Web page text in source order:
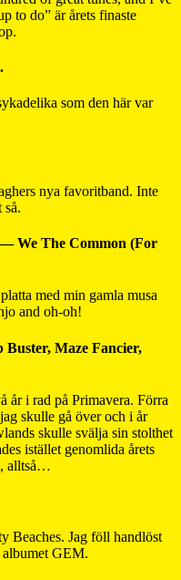
to do” är årets finaste
som den här var
nya favoritband. Inte
så.
We The Common (For
med min gamla musa
and oh-oh!
Maze Fancier,
år i rad på Primavera. Förra
skulle gå över och i år
skulle svälja sin stolthet
istället genomlida årets
alltså…
Beaches. Jag föll handlöst
GEM.